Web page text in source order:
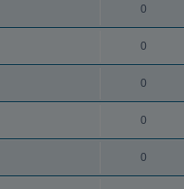
0
0
0
0
0